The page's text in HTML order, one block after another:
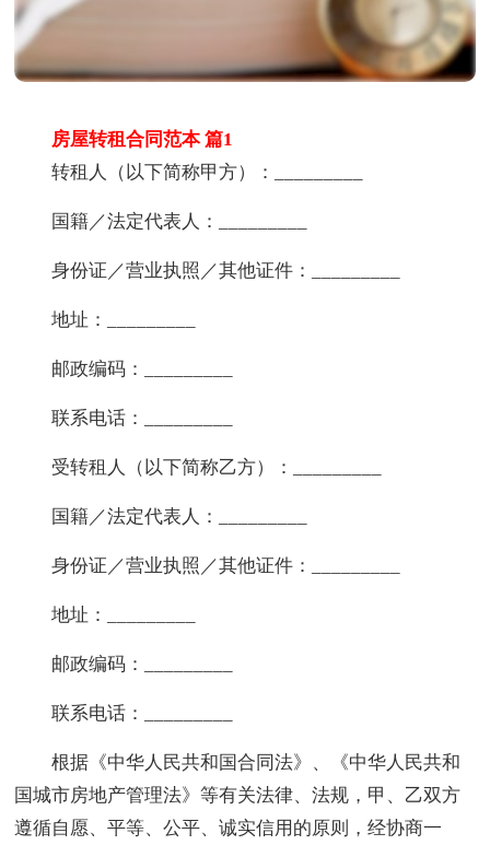
房屋转租合同范本 篇1
转租人（以下简称甲方）：_________
国籍／法定代表人：_________
身份证／营业执照／其他证件：_________
地址：_________
邮政编码：_________
联系电话：_________
受转租人（以下简称乙方）：_________
国籍／法定代表人：_________
身份证／营业执照／其他证件：_________
地址：_________
邮政编码：_________
联系电话：_________
根据《中华人民共和国合同法》、《中华人民共和
国城市房地产管理法》等有关法律、法规，甲、乙双方
遵循自愿、平等、公平、诚实信用的原则，经协商一